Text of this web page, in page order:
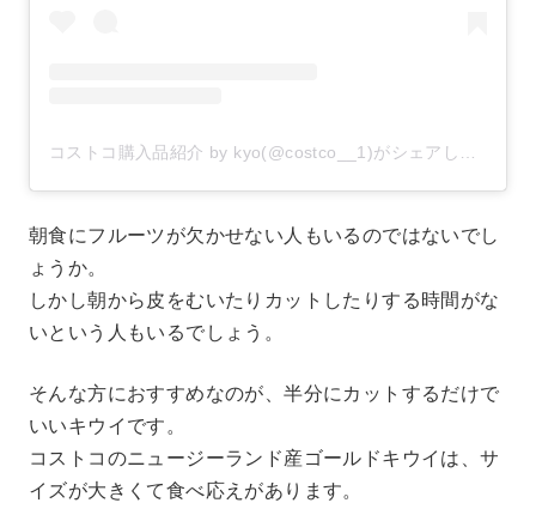
朝食にフルーツが欠かせない人もいるのではないでし
ょうか。
しかし朝から皮をむいたりカットしたりする時間がな
いという人もいるでしょう。
そんな方におすすめなのが、半分にカットするだけで
いいキウイです。
コストコのニュージーランド産ゴールドキウイは、サ
イズが大きくて食べ応えがあります。